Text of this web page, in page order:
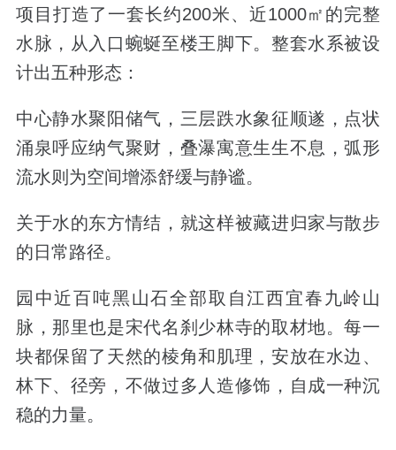
项目打造了一套长约200米、近1000㎡的完整
水脉， 从入口蜿蜒至楼王脚下。整套水系被设
计出五种形态：
中心静水聚阳储气，三层跌水象征顺遂，点状
涌泉呼应纳气聚财，叠瀑寓意生生不息，弧形
流水则为空间增添舒缓与静谧。
关于水的东方情结，就这样被藏进归家与散步
的日常路径。
园中近百吨黑山石全部取自江西宜春九岭山
脉，那里也是宋代名刹少林寺的取材地。每一
块都保留了天然的棱角和肌理，安放在水边、
林下、径旁，不做过多人造修饰，自成一种沉
稳的力量。